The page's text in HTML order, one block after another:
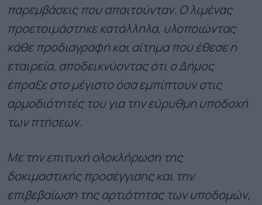
παρεμβάσεις που απαιτούνταν. Ο λιμένας
προετοιμάστηκε κατάλληλα, υλοποιώντας
κάθε προδιαγραφή και αίτημα που έθεσε η
εταιρεία, αποδεικνύοντας ότι ο Δήμος
έπραξε στο μέγιστο όσα εμπίπτουν στις
αρμοδιότητές του για την εύρυθμη υποδοχή
των πτήσεων.
Με την επιτυχή ολοκλήρωση της
δοκιμαστικής προσέγγισης και την
επιβεβαίωση της αρτιότητας των υποδομών,